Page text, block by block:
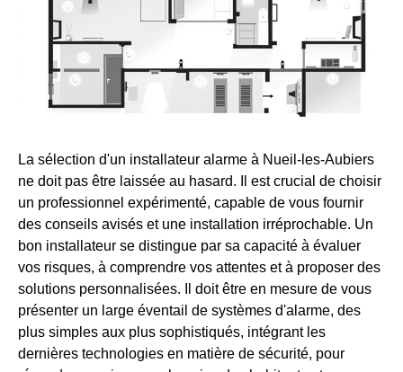
La sélection d'un installateur alarme à Nueil-les-Aubiers
ne doit pas être laissée au hasard. Il est crucial de choisir
un professionnel expérimenté, capable de vous fournir
des conseils avisés et une installation irréprochable. Un
bon installateur se distingue par sa capacité à évaluer
vos risques, à comprendre vos attentes et à proposer des
solutions personnalisées. Il doit être en mesure de vous
présenter un large éventail de systèmes d'alarme, des
plus simples aux plus sophistiqués, intégrant les
dernières technologies en matière de sécurité, pour